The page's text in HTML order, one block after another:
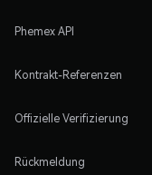
Phemex API
Kontrakt-Referenzen
Offizielle Verifizierung
Rückmeldung